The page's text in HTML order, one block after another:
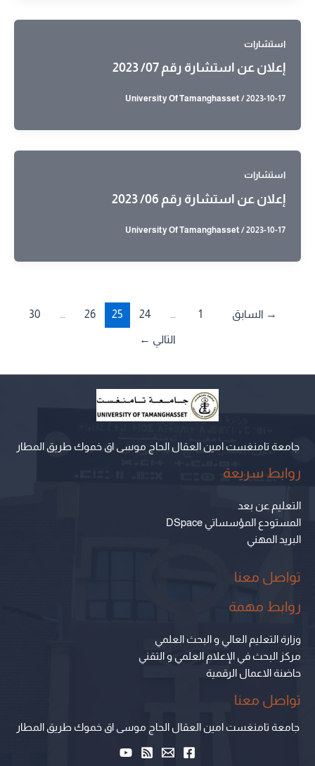
استشارات
إعلان عن استشارة رقم 07/ 2023
University Of Tamanghasset/2023-10-17
استشارات
إعلان عن استشارة رقم 06/ 2023
University Of Tamanghasset/2023-10-17
→ السابق 1
…
24
25
26
…
30
التالي ←
جامعة تامنغست امين العقال الحاج موسى اق خموك طريق المطار
روابط سريعة
التعليم عن بعد
المستودع المؤسساتي DSpace
البريد المهني
تواصل معنا
روابط مهمة
وزارة التعليم العالي و البحث العلمي
مركز البحث في الإعلام العلمي و التقني
حاضنة الاعمال الرقمية
تواصل معنا
جامعة تامنغست امين العقال الحاج موسى اق خموك طريق المطار